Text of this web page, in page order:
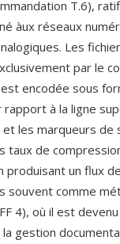
T.6),
àux réseaux
Les
par le
encodée sous
rapport à la ligne
et les marqueurs
taux de
produisant un flux
souvent comme
4), où il est
la gestion